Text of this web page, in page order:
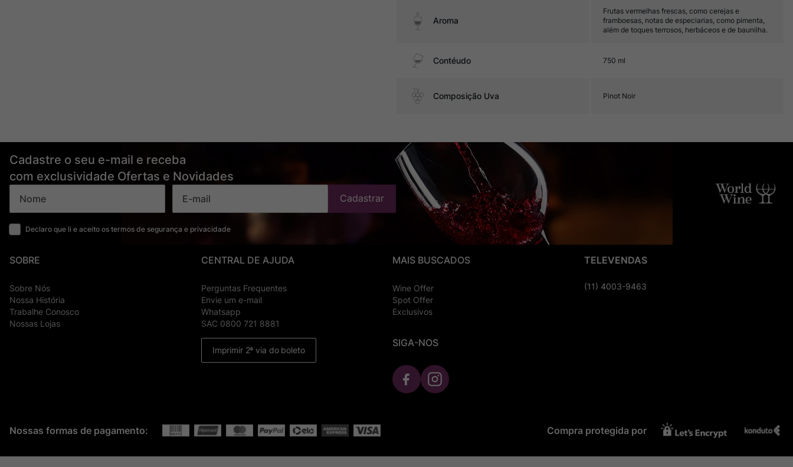
Aroma
Frutas vermelhas frescas, como cerejas e
framboesas, notas de especiarias, como pimenta,
além de toques terrosos, herbáceos e de baunilha.
Contéudo 750 ml
Composição Uva Pinot Noir
Cadastre o seu e-mail e receba
com exclusividade Ofertas e Novidades
Declaro que li e aceito os termos de segurança e privacidade
Cadastrar
SOBRE
Sobre Nós
Nossa História
Trabalhe Conosco
Nossas Lojas
CENTRAL DE AJUDA
Perguntas Frequentes
Envie um e-mail
Whatsapp
SAC 0800 721 8881
Imprimir 2ª via do boleto
MAIS BUSCADOS
Wine Offer
Spot Offer
Exclusivos
SIGA-NOS
TELEVENDAS
(11) 4003-9463
Nossas formas de pagamento: Compra protegida por